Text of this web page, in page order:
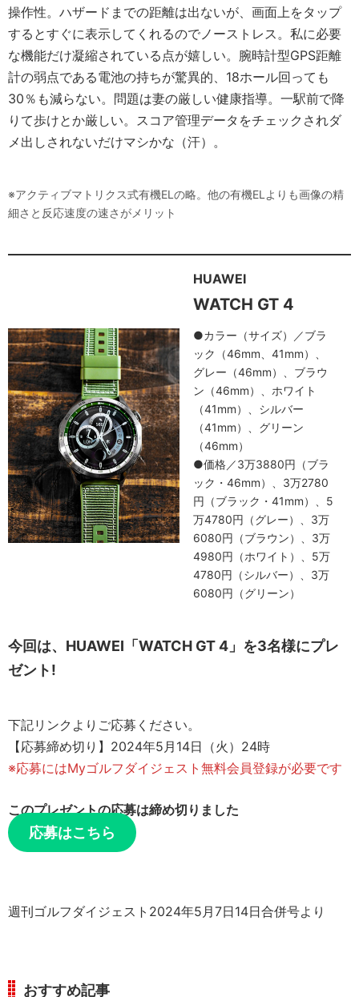
操作性。ハザードまでの距離は出ないが、画面上をタップ
するとすぐに表示してくれるのでノーストレス。私に必要
な機能だけ凝縮されている点が嬉しい。腕時計型GPS距離
計の弱点である電池の持ちが驚異的、18ホール回っても
30％も減らない。問題は妻の厳しい健康指導。一駅前で降
りて歩けとか厳しい。スコア管理データをチェックされダ
メ出しされないだけマシかな（汗）。
※アクティブマトリクス式有機ELの略。他の有機ELよりも画像の精
細さと反応速度の速さがメリット
HUAWEI
WATCH GT 4
●カラー（サイズ）／ブラ
ック（46mm、41mm）、
グレー（46mm）、ブラウ
ン（46mm）、ホワイト
（41mm）、シルバー
（41mm）、グリーン
（46mm）
●価格／3万3880円（ブラ
ック・46mm）、3万2780
円（ブラック・41mm）、5
万4780円（グレー）、3万
6080円（ブラウン）、3万
4980円（ホワイト）、5万
4780円（シルバー）、3万
6080円（グリーン）
今回は、HUAWEI「WATCH GT 4」を3名様にプレ
ゼント!
下記リンクよりご応募ください。
【応募締め切り】2024年5月14日（火）24時
※応募にはMyゴルフダイジェスト無料会員登録が必要です
このプレゼントの応募は締め切りました
応募はこちら
週刊ゴルフダイジェスト2024年5月7日14日合併号より
おすすめ記事